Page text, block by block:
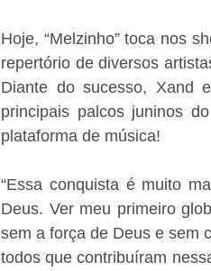
Hoje, “Melzinho” toca nos
repertório de diversos
Diante do sucesso, Xand
principais palcos juninos
plataforma de música!
“Essa conquista é muito
Deus. Ver meu primeiro
sem a força de Deus e sem
todos que contribuíram